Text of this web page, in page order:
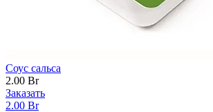
Соус сальса
2.00 Br
Заказать
2.00 Br